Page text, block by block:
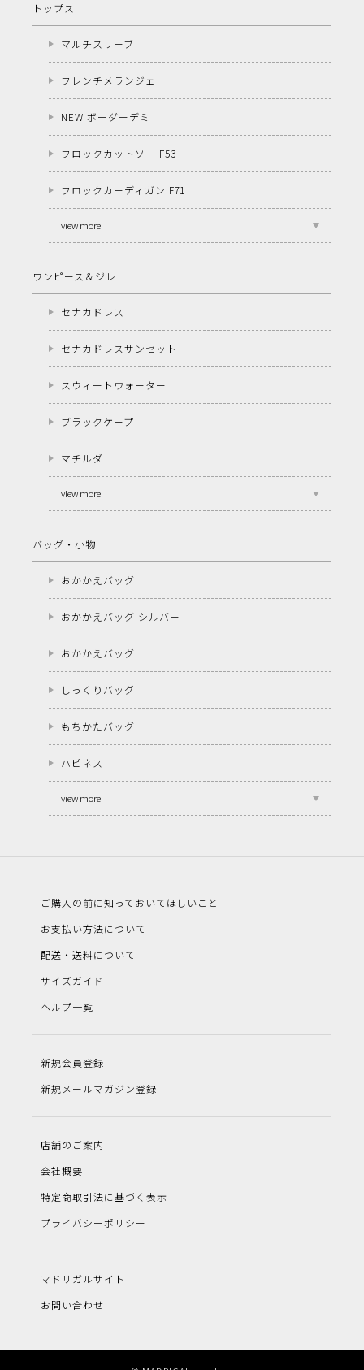
トップス
マルチスリーブ
フレンチメランジェ
NEW ボーダーデミ
フロックカットソー F53
フロックカーディガン F71
view more
ワンピース＆ジレ
セナカドレス
セナカドレスサンセット
スウィートウォーター
ブラックケープ
マチルダ
view more
バッグ・小物
おかかえバッグ
おかかえバッグ シルバー
おかかえバッグL
しっくりバッグ
もちかたバッグ
ハピネス
view more
ご購入の前に知っておいてほしいこと
お支払い方法について
配送・送料について
サイズガイド
ヘルプ一覧
新規会員登録
新規メールマガジン登録
店舗のご案内
会社概要
特定商取引法に基づく表示
プライバシーポリシー
マドリガルサイト
お問い合わせ